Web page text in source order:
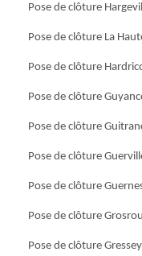
Pose de clôture
Pose de clôture La
Pose de clôture
Pose de clôture
Pose de clôture
Pose de clôture
Pose de clôture
Pose de clôture
Pose de clôture